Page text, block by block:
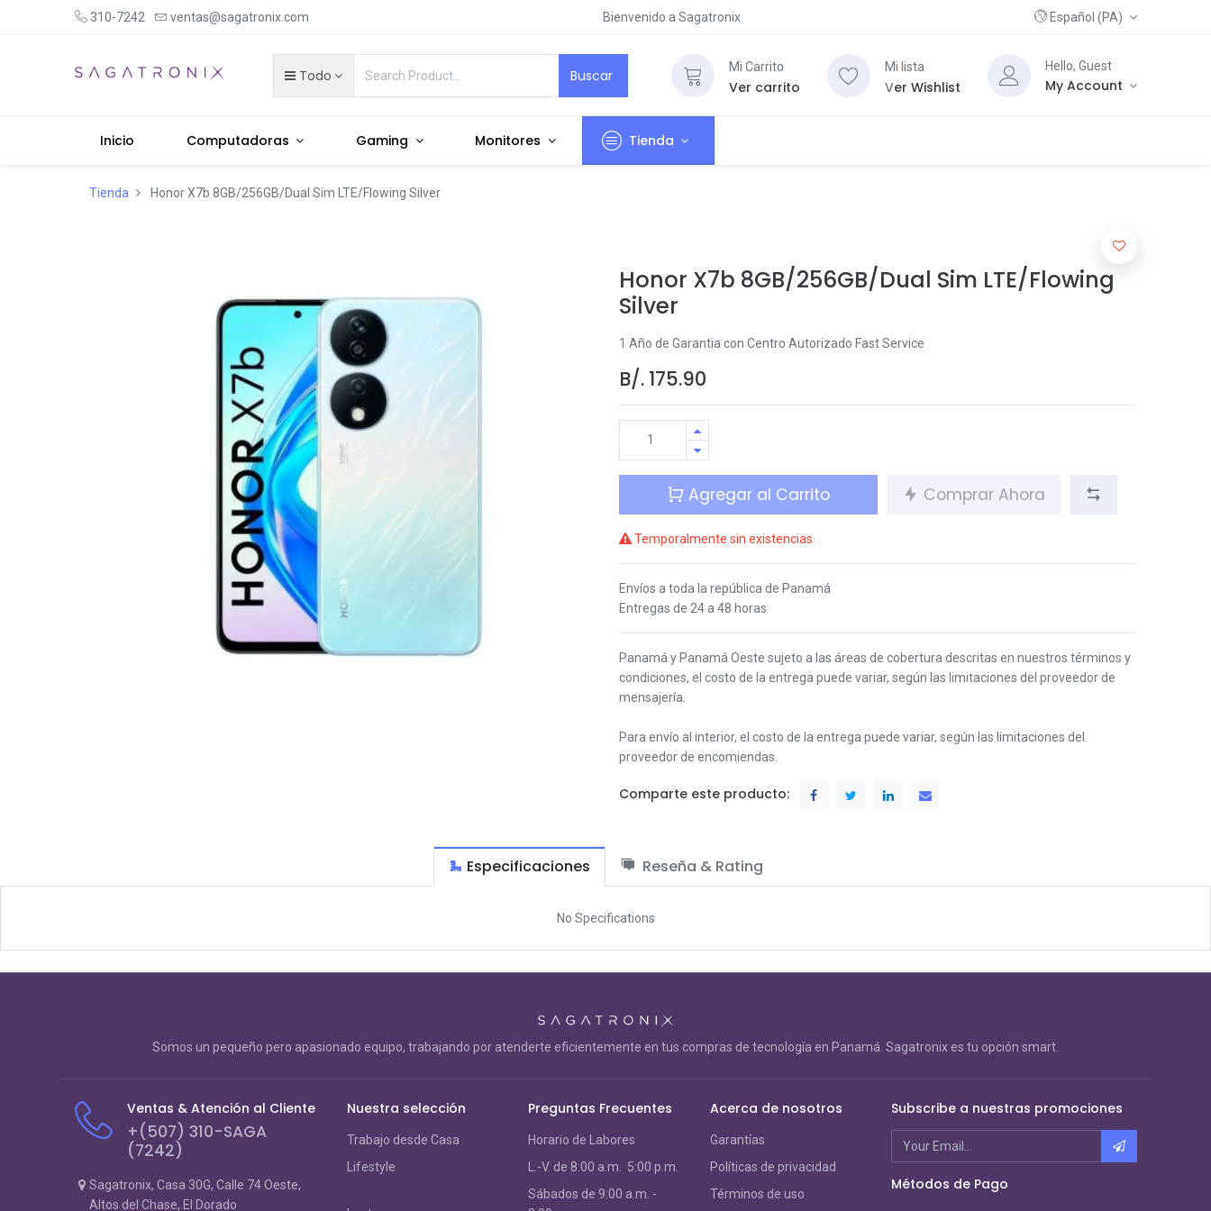
310-7242 ventas@sagatronix.com Bienvenido a Sagatronix Español (PA)
Todo Buscar Mi Carrito
Ver carrito
Mi lista
Ver Wishlist
Hello, Guest
My Account
Inicio Computadoras Gaming Monitores Tienda
Tienda Honor X7b 8GB/256GB/Dual Sim LTE/Flowing Silver
Honor X7b 8GB/256GB/Dual Sim LTE/Flowing
Silver
1 Año de Garantia con Centro Autorizado Fast Service
B/. 175.90
Agregar al Carrito Comprar Ahora
Temporalmente sin existencias
Envíos a toda la república de Panamá
Entregas de 24 a 48 horas
Panamá y Panamá Oeste sujeto a las áreas de cobertura descritas en nuestros términos y
condiciones, el costo de la entrega puede variar, según las limitaciones del proveedor de
mensajería.
Para envío al interior, el costo de la entrega puede variar, según las limitaciones del
proveedor de encomiendas.
Comparte este producto:
Especificaciones Reseña & Rating
No Specifications
Somos un pequeño pero apasionado equipo, trabajando por atenderte eficientemente en tus compras de tecnología en Panamá. Sagatronix es tu opción smart.
Ventas & Atención al Cliente
+(507) 310-SAGA
(7242)
Sagatronix, Casa 30G, Calle 74 Oeste,
Altos del Chase, El Dorado
Nuestra selección
Trabajo desde Casa
Lifestyle
Preguntas Frecuentes
Horario de Labores
L.-V. de 8:00 a.m. 5:00 p.m.
Sábados de 9:00 a.m. -
Acerca de nosotros
Garantías
Políticas de privacidad
Términos de uso
Subscribe a nuestras promociones
Métodos de Pago